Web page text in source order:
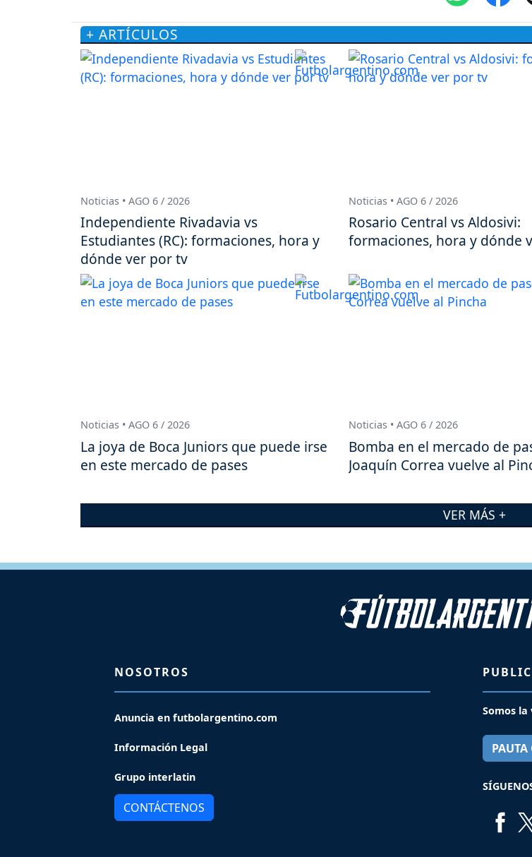
+ ARTÍCULOS
Noticias • AGO 6 / 2026
Independiente Rivadavia vs
Estudiantes (RC): formaciones, hora y
dónde ver por tv
Noticias • AGO 6 / 2026
Rosario Central vs Aldosivi:
formaciones, hora y dónde
Noticias • AGO 6 / 2026
La joya de Boca Juniors que puede irse
en este mercado de pases
Noticias • AGO 6 / 2026
Bomba en el mercado de
Joaquín Correa vuelve al
VER MÁS +
NOSOTROS
Anuncia en futbolargentino.com
Información Legal
Grupo interlatin
CONTÁCTENOS
Somos